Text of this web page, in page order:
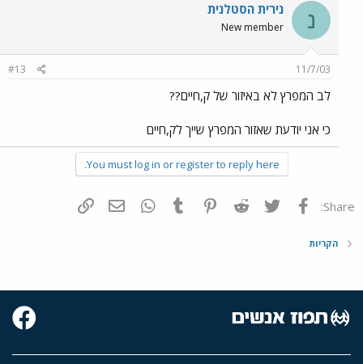
נ נירית הסטלנית
New member
11/7/03
#13
לב המפרץ לא באיזור של ק,חיים??
כי אני יודעת שאזור המפרץ שייך לק,חיים
You must log in or register to reply here.
Share: פייסבוק Twitter
Reddit
Pinterest
Tumblr
WhatsAppדואר אלקטרוני
הקריות